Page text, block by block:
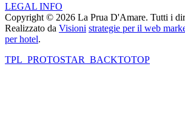
LEGAL INFO
Copyright © 2026 La Prua D'Amare. Tutti i
Realizzato da Visioni strategie per il web
per hotel.
TPL_PROTOSTAR_BACKTOTOP